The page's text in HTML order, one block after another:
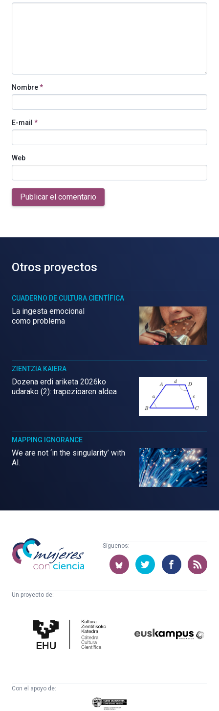
Nombre*
E-mail *
Web
Publicar el comentario
Otros proyectos
CUADERNO DE CULTURA CIENTÍFICA
La ingesta emocional
como problema
ZIENTZIA KAIERA
Dozena erdi ariketa 2026ko
udarako (2): trapezioaren aldea
MAPPING IGNORANCE
We are not ‘in the singularity’ with
AI.
Mujeres
con
ciencia
Síguenos:
Un proyecto de:
Cultura
Científica
Con el apoyo de:
Eusko